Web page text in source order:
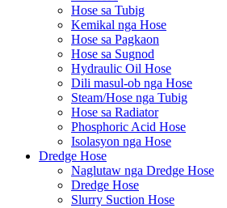
Hose sa Tubig
Kemikal nga Hose
Hose sa Pagkaon
Hose sa Sugnod
Hydraulic Oil Hose
Dili masul-ob nga Hose
Steam/Hose nga Tubig
Hose sa Radiator
Phosphoric Acid Hose
Isolasyon nga Hose
Dredge Hose
Naglutaw nga Dredge Hose
Dredge Hose
Slurry Suction Hose